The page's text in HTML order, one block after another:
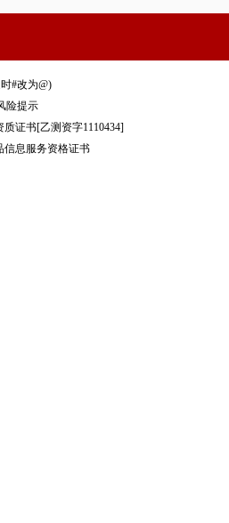
#改为@)
险提示
质证书[乙测资字1110434]
信息服务资格证书